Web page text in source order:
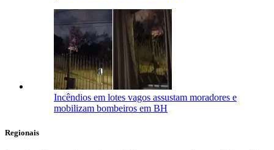
Incêndios em lotes vagos assustam moradores e
mobilizam bombeiros em BH
Regionais